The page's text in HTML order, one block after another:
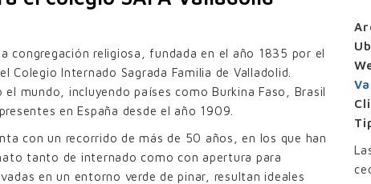
UPO-150 con pinzas
ALUMINIO
Lamas rejilla UPZ-70×30
congregación religiosa, fundada en el año 1835 por el
Colegio Internado Sagrada Familia de Valladolid.
mundo, incluyendo países como Burkina Faso, Brasil
en España desde el año 1909.
con un recorrido de más de 50 años, en los que han
tanto de internado como con apertura para
en un entorno verde de pinar, resultan ideales